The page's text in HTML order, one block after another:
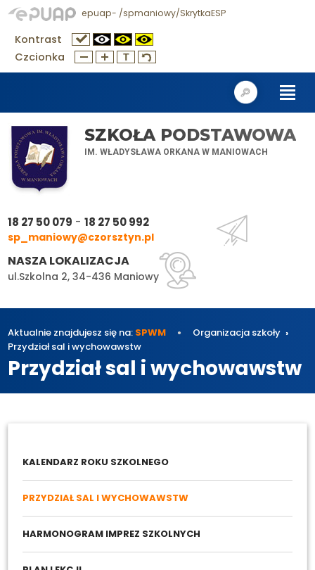
epuap- /spmaniowy/SkrytkaESP
Kontrast
Czcionka
SZKOŁA PODSTAWOWA
IM. WŁADYSŁAWA ORKANA W MANIOWACH
18 27 50 079 -18 27 50 992
sp_maniowy@czorsztyn.pl
NASZA LOKALIZACJA
ul.Szkolna 2, 34-436 Maniowy
Aktualnie znajdujesz się na: SPWM
Organizacja szkoły
Przydział sal i wychowawstw
Przydział sal i wychowawstw
KALENDARZ ROKU SZKOLNEGO
PRZYDZIAŁ SAL I WYCHOWAWSTW
HARMONOGRAM IMPREZ SZKOLNYCH